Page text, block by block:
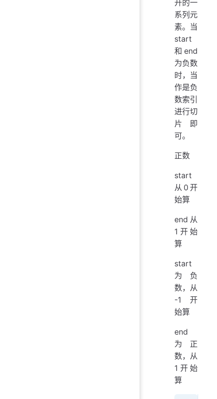
开的一
系列元
素。当
start
和end
为负数
时，当
作是负
数索引
进行切
片即
可。
正数
start
从0开
始算
end从
1开始
算
start
为负
数，从
-1 开
始算
end
为正
数，从
1开始
算